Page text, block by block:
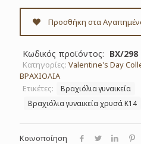
κωδ.
ΒΧ/298
ποσότητα
Προσθήκη στα
Κωδικός προϊόντος: ΒΧ/298
Κατηγορίες: Valentine's Day
ΒΡΑΧΙΟΛΙΑ
Ετικέτες:
Βραχιόλια γυναικεία
Βραχιόλια γυναικεία χρυσά Κ14
Κοινοποίηση